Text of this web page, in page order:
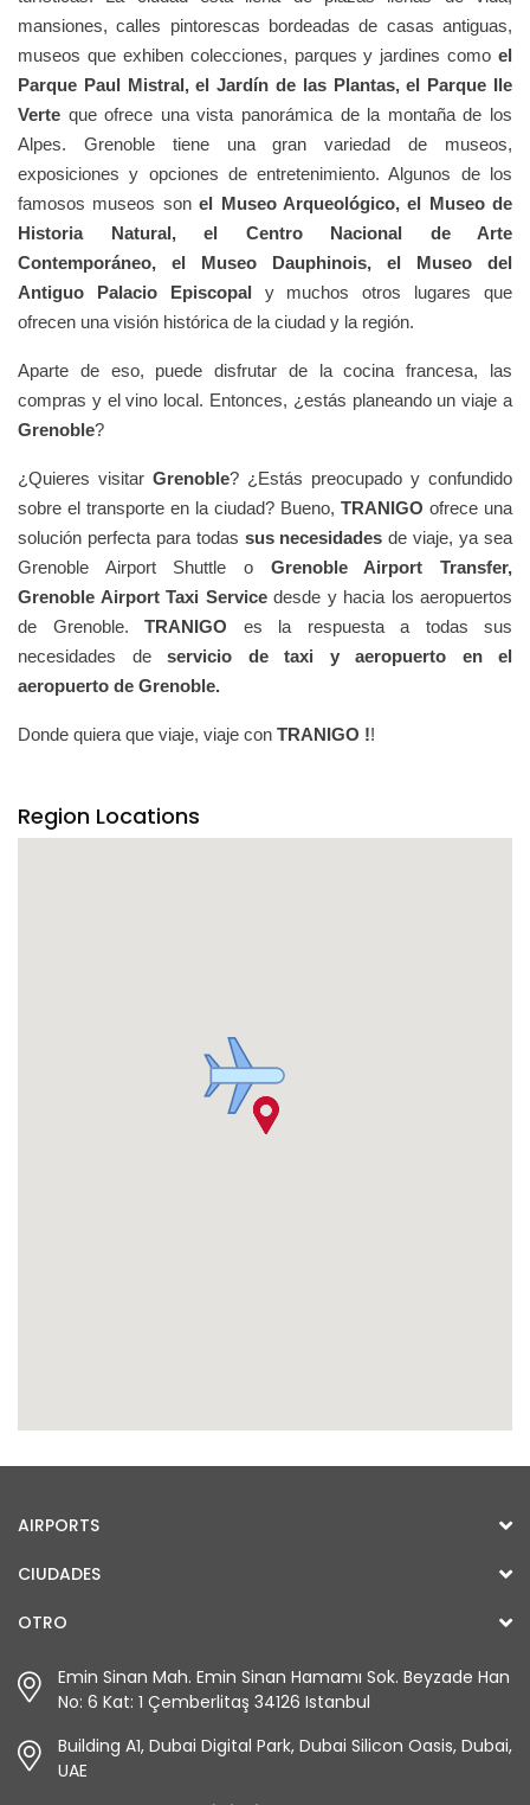
mansiones, calles pintorescas bordeadas de casas antiguas,
museos que exhiben colecciones, parques y jardines como el
Parque Paul Mistral, el Jardín de las Plantas, el Parque Ile
Verte que ofrece una vista panorámica de la montaña de los
Alpes. Grenoble tiene una gran variedad de museos,
exposiciones y opciones de entretenimiento. Algunos de los
famosos museos sonel Museo Arqueológico, el Museo de
Historia Natural, el Centro Nacional de Arte
Contemporáneo, el Museo Dauphinois, el Museo del
Antiguo Palacio Episcopal y muchos otros lugares que
ofrecen una visión histórica de la ciudad y la región.
Aparte de eso, puede disfrutar de la cocina francesa, las
compras y el vino local. Entonces, ¿estás planeando un viaje a
Grenoble?
¿Quieres visitar Grenoble? ¿Estás preocupado y confundido
sobre el transporte en la ciudad? Bueno, TRANIGO ofrece una
solución perfecta para todas sus necesidadesde viaje, ya sea
Grenoble Airport Shuttle o Grenoble Airport Transfer,
Grenoble Airport Taxi Servicedesde y hacia los aeropuertos
de Grenoble. TRANIGO es la respuesta a todas sus
necesidades de servicio de taxi y aeropuerto en el
aeropuerto de Grenoble.
Donde quiera que viaje, viaje con TRANIGO !!
Region Locations
AIRPORTS
CIUDADES
OTRO
Emin Sinan Mah. Emin Sinan Hamamı Sok. Beyzade Han
No: 6 Kat: 1 Çemberlitaş 34126 Istanbul
Building A1, Dubai Digital Park, Dubai Silicon Oasis, Dubai,
UAE